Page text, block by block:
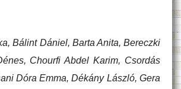
Bálint Dániel, Barta Anita, Bereczki
Chourfi Abdel Karim, Csordás
Dóra Emma, Dékány László, Gera